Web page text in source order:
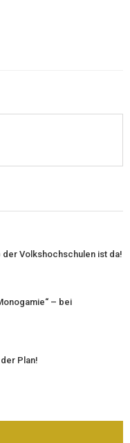
der Volkshochschulen ist da!
– bei
Plan!